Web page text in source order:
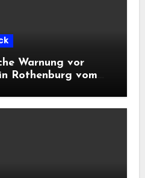
Warnung vor
Rothenburg vom